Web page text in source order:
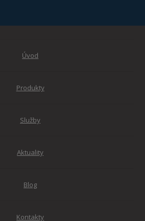
Úvod
Produkty
Služby
Aktuality
Blog
Kontakty